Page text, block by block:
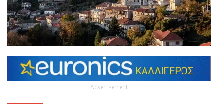
Advertisement